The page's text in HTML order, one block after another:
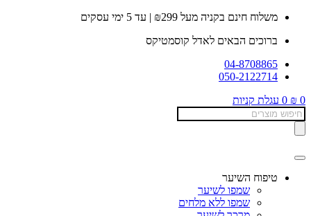
משלוח חינם בקניה מעל ₪299 | עד 5 ימי עסקים
ברוכים הבאים לאדל קוסמטיקס
04-8708865
050-2122714
₪ 0
0 עגלת קניות
Products
search
טיפוח השיער
שמפו לשיער
שמפו ללא מלחים